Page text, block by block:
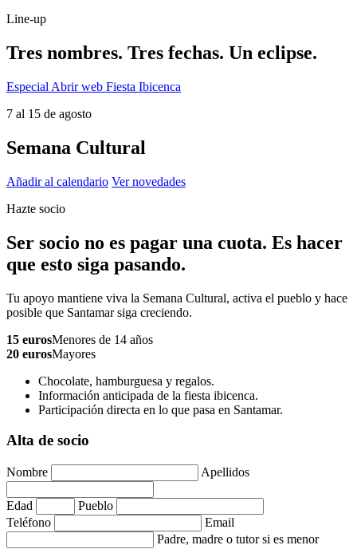
Line-up
Tres nombres. Tres fechas. Un eclipse.
Especial Abrir web Fiesta Ibicenca
7 al 15 de agosto
Semana Cultural
Añadir al calendario Ver novedades
Hazte socio
Ser socio no es pagar una cuota. Es hacer
que esto siga pasando.
Tu apoyo mantiene viva la Semana Cultural, activa el pueblo y hace
posible que Santamar siga creciendo.
15 eurosMenores de 14 años
20 eurosMayores
Chocolate, hamburguesa y regalos.
Información anticipada de la fiesta ibicenca.
Participación directa en lo que pasa en Santamar.
Alta de socio
Nombre Apellidos
Edad
Pueblo
Teléfono
Email
Padre, madre o tutor si es menor